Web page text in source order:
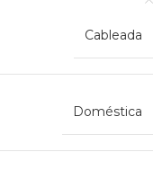
Cableada
Doméstica